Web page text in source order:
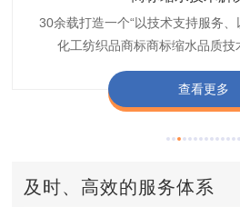
博准30余载是中国守家纺织商标印
技术问题解决方案定制专家,提
查看更多
博准是一家专注30余载设计研发织
标缩水品质技术问题解决方案一
查看更多
博准30余载专注提供纺织品印唛
题技术解决方案一站式服务商,
查看更多
博准经营多年是行业专业纺织品
A622,FSD,FSE商
查看更多
博准长期致力于皮革商标湿摩
增进剂加工定制服务技术
查看更
及时、高效的服务体系